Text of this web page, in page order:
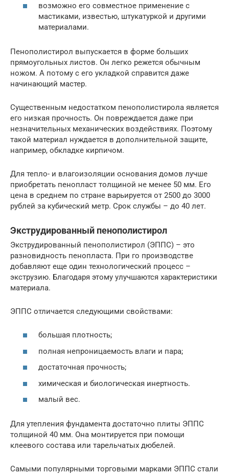
возможно его совместное применение с
мастиками, известью, штукатуркой и другими
материалами.
Пенополистирол выпускается в форме больших
прямоугольных листов. Он легко режется обычным
ножом. А потому с его укладкой справится даже
начинающий мастер.
Существенным недостатком пенополистирола является
его низкая прочность. Он повреждается даже при
незначительных механических воздействиях. Поэтому
такой материал нуждается в дополнительной защите,
например, обкладке кирпичом.
Для тепло- и влагоизоляции основания домов лучше
приобретать пенопласт толщиной не менее 50 мм. Его
цена в среднем по стране варьируется от 2500 до 3000
рублей за кубический метр. Срок службы – до 40 лет.
Экструдированный пенополистирол
Экструдированный пенополистирол (ЭППС) – это
разновидность пенопласта. При го производстве
добавляют еще один технологический процесс –
экструзию. Благодаря этому улучшаются характеристики
материала.
ЭППС отличается следующими свойствами:
большая плотность;
полная непроницаемость влаги и пара;
достаточная прочность;
химическая и биологическая инертность.
малый вес.
Для утепления фундамента достаточно плиты ЭППС
толщиной 40 мм. Она монтируется при помощи
клеевого состава или тарельчатых дюбелей.
Самыми популярными торговыми марками ЭППС стали